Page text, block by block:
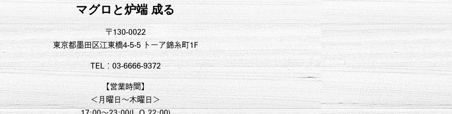
マグロと炉端 成る
〒130-0022
東京都墨田区江東橋4-5-5 トーア錦糸町1F
TEL：03-6666-9372
【営業時間】
＜月曜日〜木曜日＞
17:00～23:00(L.O.22:00)